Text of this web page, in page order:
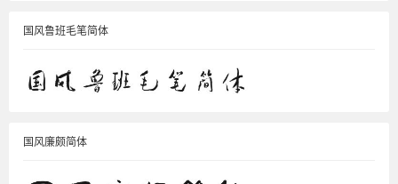
国风鲁班毛笔简体
国风廉颇简体